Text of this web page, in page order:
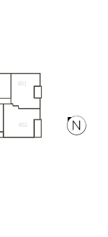
601
602